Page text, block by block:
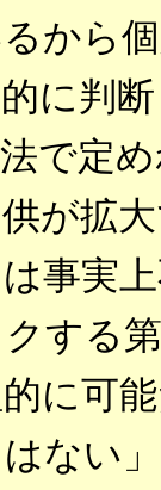
から
に判
で定
が拡
事実
する
に可
ない